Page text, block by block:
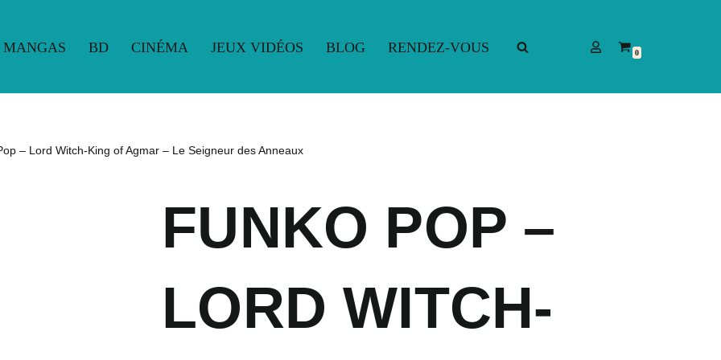
MANGAS BD CINÉMA JEUX VIDÉOS BLOG RENDEZ-VOUS 0
– Lord Witch-King of Agmar – Le Seigneur des Anneaux
FUNKO POP –
LORD WITCH-